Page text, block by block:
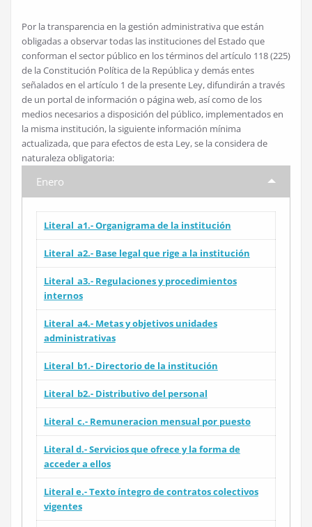
Por la transparencia en la gestión administrativa que están
obligadas a observar todas las instituciones del Estado que
conforman el sector público en los términos del artículo 118 (225)
de la Constitución Política de la República y demás entes
señalados en el artículo 1 de la presente Ley, difundirán a través
de un portal de información o página web, así como de los
medios necesarios a disposición del público, implementados en
la misma institución, la siguiente información mínima
actualizada, que para efectos de esta Ley, se la considera de
naturaleza obligatoria:
Enero
Literal_a1.- Organigrama de la institución
Literal_a2.- Base legal que rige a la institución
Literal_a3.- Regulaciones y procedimientos
internos
Literal_a4.- Metas y objetivos unidades
administrativas
Literal_b1.- Directorio de la institución
Literal_b2.- Distributivo del personal
Literal_c.- Remuneracion mensual por puesto
Literal d.- Servicios que ofrece y la forma de
acceder a ellos
Literal e.- Texto íntegro de contratos colectivos
vigentes